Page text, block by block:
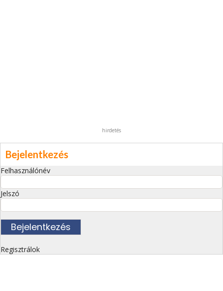
hirdetés
Bejelentkezés
Felhasználónév
Jelszó
Regisztrálok